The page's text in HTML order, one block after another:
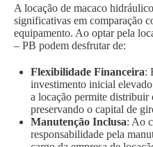
A locação de macaco
significativas em comparação
equipamento. Ao optar pela
– PB podem desfrutar de:
Flexibilidade Financeira:
investimento inicial
a locação permite distribuir
preservando o capital de
Manutenção Inclusa: Ao
responsabilidade pela